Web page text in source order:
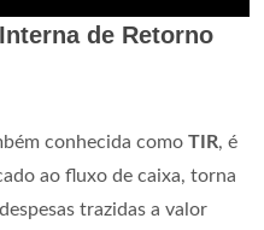
de Retorno
conhecida como TIR, é
ao fluxo de caixa, torna
trazidas a valor